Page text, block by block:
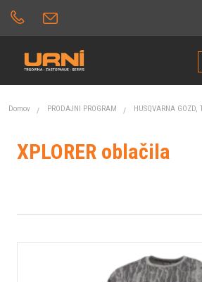
Domov PRODAJNI PROGRAM HUSQVARNA GOZD,
XPLORER oblačila